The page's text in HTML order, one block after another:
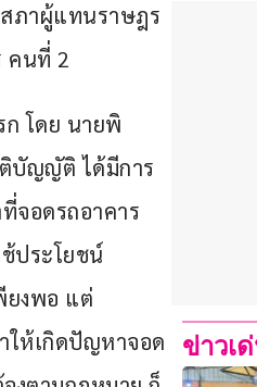
สภาผู้แทนราษฎร
คนที่ 2
ก โดย นายพิ
บัญญัติ ได้มีการ
จอดรถอาคาร
ประโยชน์
ยงพอ แต่
ให้เกิดปัญหาจอด
ข่าวเ